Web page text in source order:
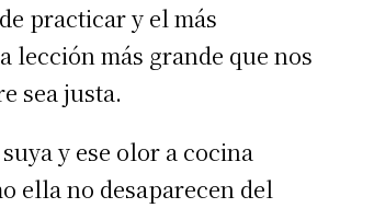
practicar y el más
lección más grande que nos
sea justa.
y ese olor a cocina
ella no desaparecen del